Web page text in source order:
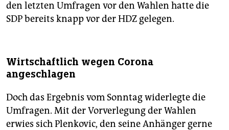
den letzten Umfragen vor den Wahlen hatte die
SDP bereits knapp vor der HDZ gelegen.
Wirtschaftlich wegen Corona
angeschlagen
Doch das Ergebnis vom Sonntag widerlegte die
Umfragen. Mit der Vorverlegung der Wahlen
erwies sich Plenkovic, den seine Anhänger gerne